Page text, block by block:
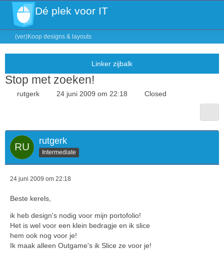
Dé plek voor IT
(ver)Koop designs & layouts
Stop met zoeken!
rutgerk 24 juni 2009 om 22:18 Closed
rutgerk
Intermediate
24 juni 2009 om 22:18
Beste kerels,
ik heb design's nodig voor mijn portofolio!
Het is wel voor een klein bedragje en ik slice
hem ook nog voor je!
Ik maak alleen Outgame's ik Slice ze voor je!